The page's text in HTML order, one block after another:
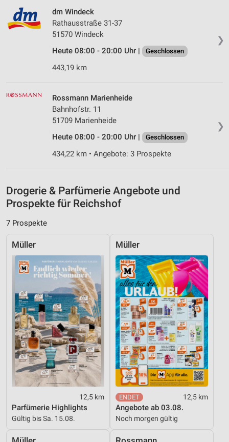
❯
dm Windeck
Rathausstraße 31-37
51570 Windeck
Heute 08:00 - 20:00 Uhr |
Geschlossen
443,19 km
❯
Rossmann Marienheide
Bahnhofstr. 11
51709 Marienheide
Heute 08:00 - 20:00 Uhr |
Geschlossen
434,22 km • Angebote: 3 Prospekte
Drogerie & Parfümerie Angebote und
Prospekte für Reichshof
7 Prospekte
Müller
12,5 km
Parfümerie Highlights
Gültig bis Sa. 15.08.
Müller
12,5 km
Angebote ab 03.08.
Noch morgen gültig
IAB-Verarbeitungszwecke:
Speichern von oder Zugriff auf Informationen
auf einem Endgerät
Verwendung reduzierter Daten zur Auswahl von
Werbeanzeigen
Werbung
Verwendung von Profilen zur Auswahl
personalisierter Werbung
von Inhalten
personalisierter Inhalte
Messung der Werbeleistung
Messung der Performance von Inhalten
Analyse von Zielgruppen durch Statistiken oder
Kombinationen von Daten aus verschiedenen
Quellen
Entwicklung und Verbesserung der Angebote
Verwendung reduzierter Daten zur Auswahl von
Inhalten
IAB-Besonderheiten:
Verwendung genauer Standortdaten
Geräte anhand von aktiv angeforderten
Informationen identifizieren
Nicht-IAB-Verarbeitungszwecke:
Notwendig